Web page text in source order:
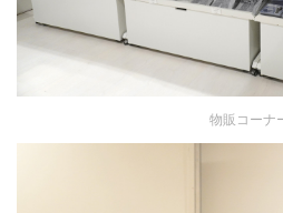
物販コーナ